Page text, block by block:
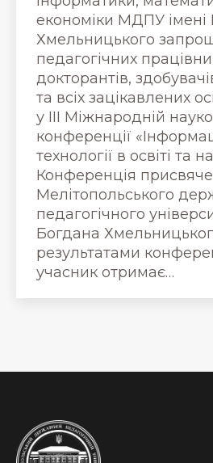
економіки МДПУ імені
Хмельницького
педагогічних
докторантів,
та всіх зацікавлених
у ІІІ Міжнародній
конференції
технології в освіті та
Конференція
Мелітопольського
педагогічного
Богдана
результатами
учасник отримає…